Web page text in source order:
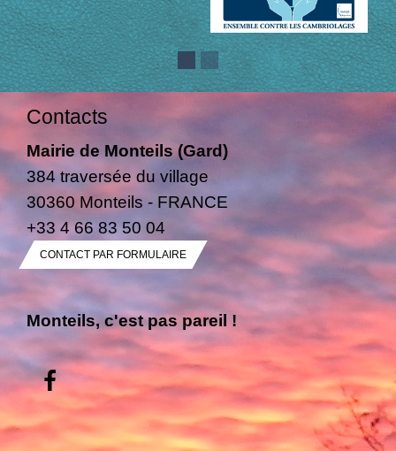
Contacts
Mairie de Monteils (Gard)
384 traversée du village
30360 Monteils - FRANCE
+33 4 66 83 50 04
CONTACT PAR FORMULAIRE
Monteils, c'est pas pareil !